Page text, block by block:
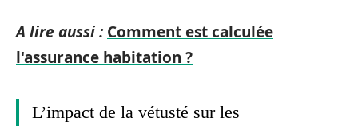
A lire aussi : Comment est calculée
l'assurance habitation ?
L’impact de la vétusté sur les